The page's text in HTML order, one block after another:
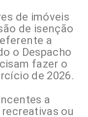
de imóveis
de isenção
a
o Despacho
fazer o
de 2026.
a
ou